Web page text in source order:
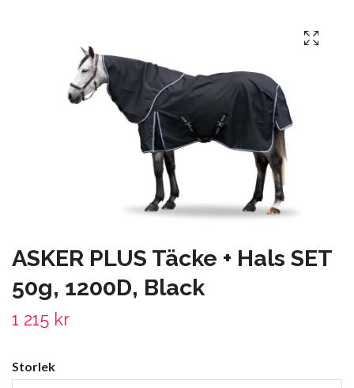
ASKER PLUS Täcke + Hals SET
50g, 1200D, Black
1 215 kr
Storlek